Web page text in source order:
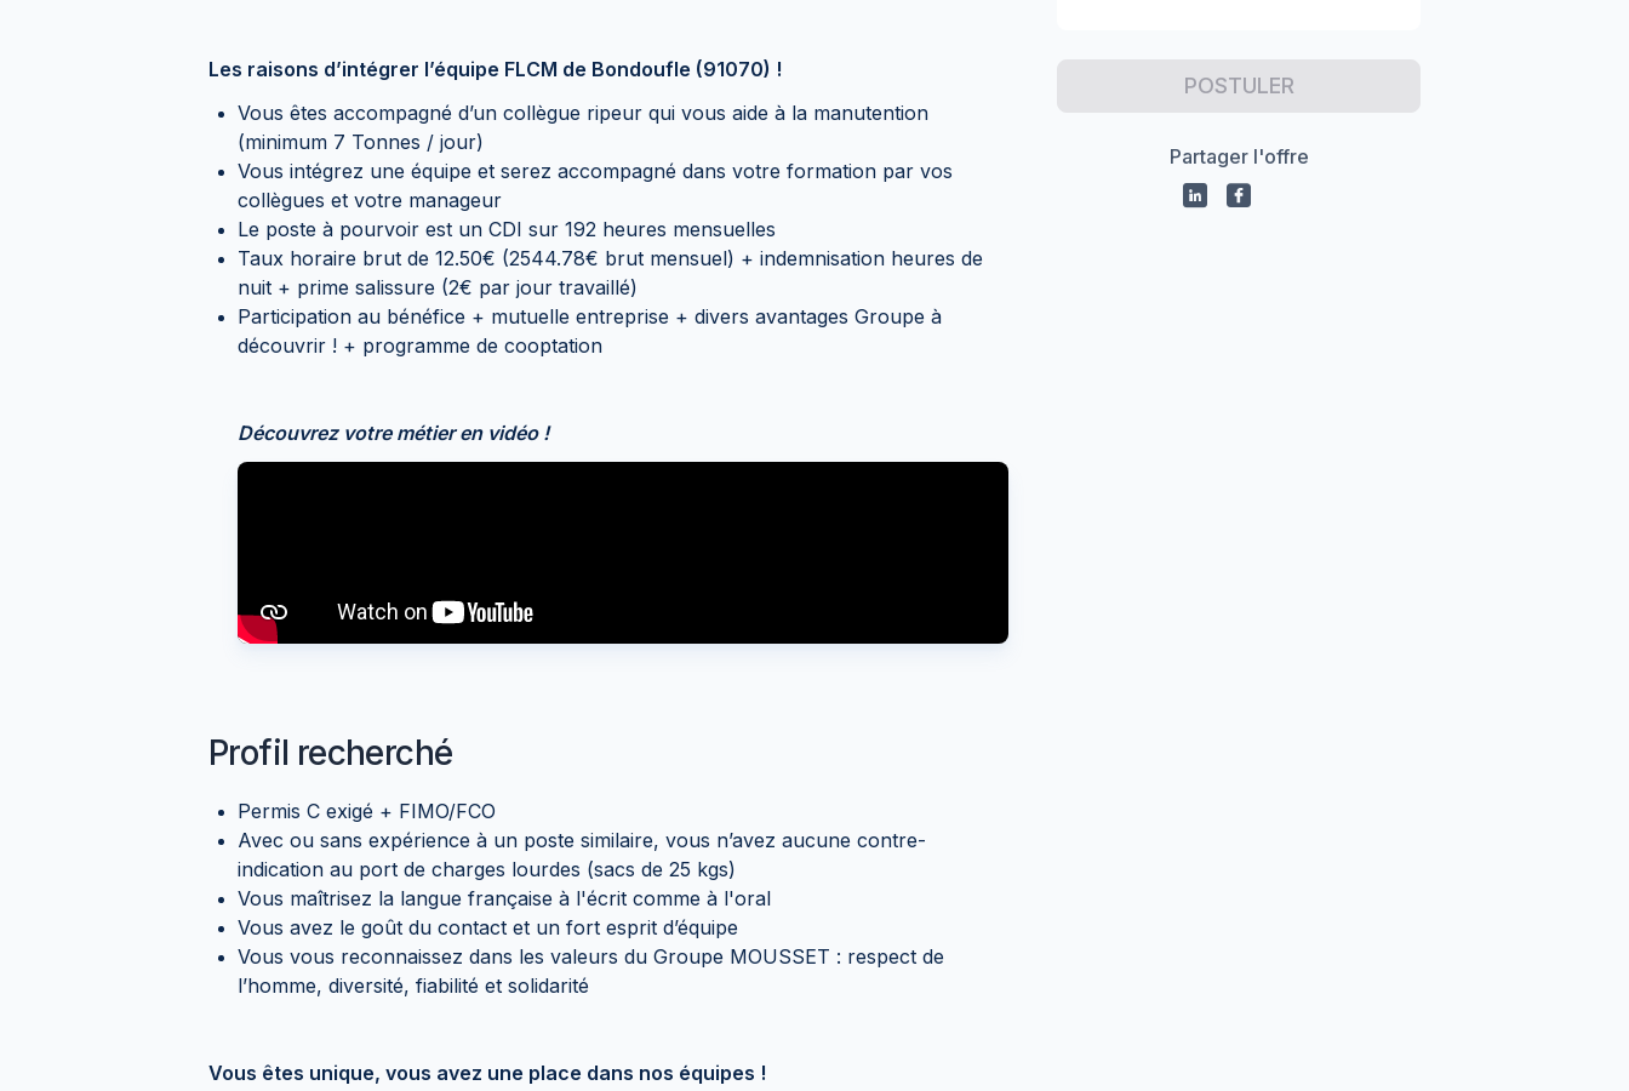
Les raisons d’intégrer l’équipe FLCM de Bondoufle (91070) !
Vous êtes accompagné d’un collègue ripeur qui vous aide à la manutention
(minimum 7 Tonnes / jour)
Vous intégrez une équipe et serez accompagné dans votre formation par vos
collègues et votre manageur
Le poste à pourvoir est un CDI sur 192 heures mensuelles
Taux horaire brut de 12.50€ (2544.78€ brut mensuel) + indemnisation heures de
nuit + prime salissure (2€ par jour travaillé)
Participation au bénéfice + mutuelle entreprise + divers avantages Groupe à
découvrir ! + programme de cooptation
Découvrez votre métier en vidéo !
Profil recherché
Permis C exigé + FIMO/FCO
Avec ou sans expérience à un poste similaire, vous n’avez aucune contre-
indication au port de charges lourdes (sacs de 25 kgs)
Vous maîtrisez la langue française à l'écrit comme à l'oral
Vous avez le goût du contact et un fort esprit d’équipe
Vous vous reconnaissez dans les valeurs du Groupe MOUSSET : respect de
l’homme, diversité, fiabilité et solidarité
Vous êtes unique, vous avez une place dans nos équipes !
POSTULER
Partager l'offre